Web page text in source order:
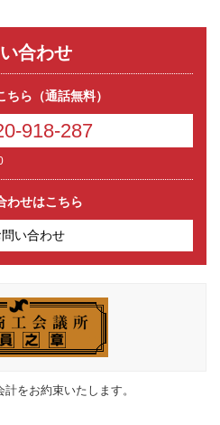
合わせ
ら（通話無料）
918-287
わせはこちら
問い合わせ
をお約束いたします。